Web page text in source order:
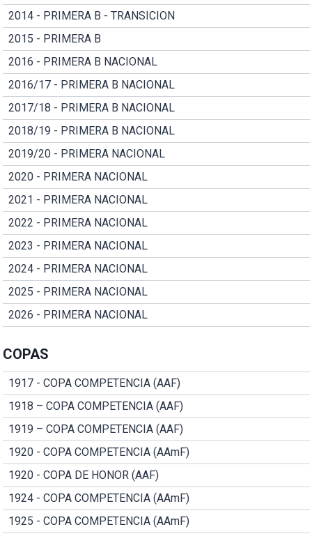
2014 - PRIMERA B - TRANSICION
2015 - PRIMERA B
2016 - PRIMERA B NACIONAL
2016/17 - PRIMERA B NACIONAL
2017/18 - PRIMERA B NACIONAL
2018/19 - PRIMERA B NACIONAL
2019/20 - PRIMERA NACIONAL
2020 - PRIMERA NACIONAL
2021 - PRIMERA NACIONAL
2022 - PRIMERA NACIONAL
2023 - PRIMERA NACIONAL
2024 - PRIMERA NACIONAL
2025 - PRIMERA NACIONAL
2026 - PRIMERA NACIONAL
COPAS
1917 - COPA COMPETENCIA (AAF)
1918 – COPA COMPETENCIA (AAF)
1919 – COPA COMPETENCIA (AAF)
1920 - COPA COMPETENCIA (AAmF)
1920 - COPA DE HONOR (AAF)
1924 - COPA COMPETENCIA (AAmF)
1925 - COPA COMPETENCIA (AAmF)